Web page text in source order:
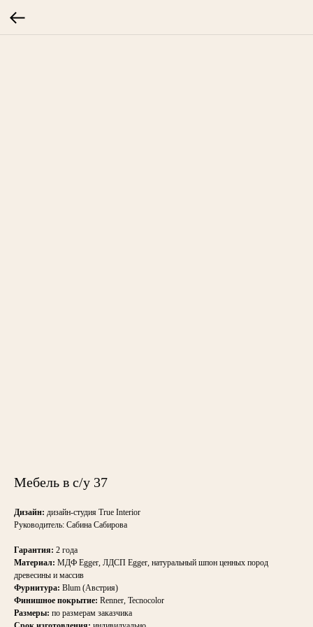
Мебель в с/у 37
Дизайн: дизайн-студия True Interior
Руководитель: Сабина Сабирова
Гарантия: 2 года
Материал: МДФ Egger, ЛДСП Egger, натуральный шпон ценных пород
древесины и массив
Фурнитура: Blum (Австрия)
Финишное покрытие: Renner, Tecnocolor
Размеры: по размерам заказчика